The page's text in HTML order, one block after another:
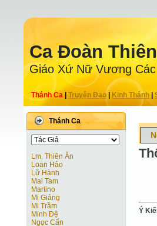
Ca Ðoàn
Giáo Xứ Nữ Vương
Thánh Ca Truyện Ðạo| Kinh Thánh
Thánh Ca
Lm. Thiên Ân
Loan Hảo
Lữ Hành
Mai Tam
Martino
Mi Giáng
Mi Trầm
Minh Đệ
Ngọc Cẩn
Ý